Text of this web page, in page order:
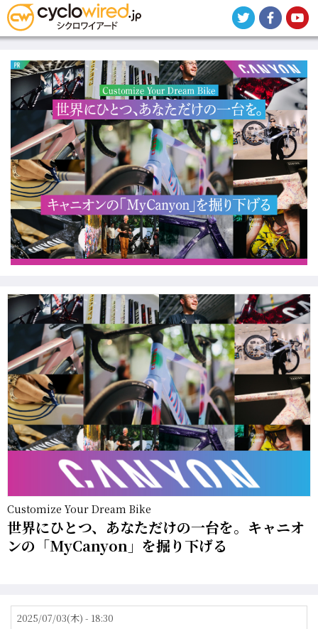
メ
イ
Customize Your Dream Bike
世界にひとつ、あなただけの一台を。キャニオ
ンの「MyCanyon」を掘り下げる
2025/07/03(木) - 18:30